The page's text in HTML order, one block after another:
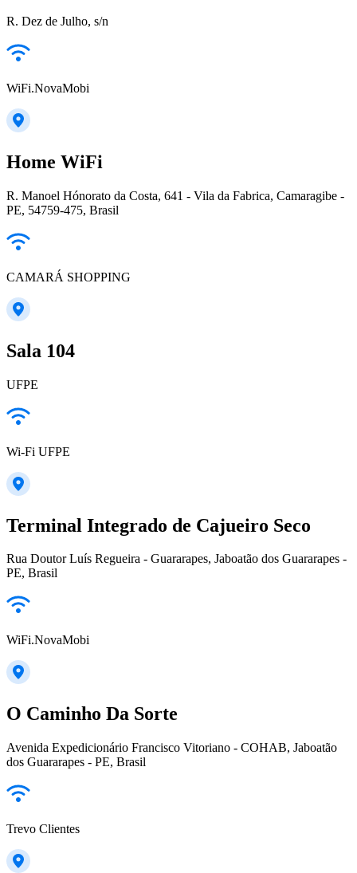
R. Dez de Julho, s/n
WiFi.NovaMobi
Home WiFi
R. Manoel Hónorato da Costa, 641 - Vila da Fabrica, Camaragibe -
PE, 54759-475, Brasil
CAMARÁ SHOPPING
Sala 104
UFPE
Wi-Fi UFPE
Terminal Integrado de Cajueiro Seco
Rua Doutor Luís Regueira - Guararapes, Jaboatão dos Guararapes -
PE, Brasil
WiFi.NovaMobi
O Caminho Da Sorte
Avenida Expedicionário Francisco Vitoriano - COHAB, Jaboatão
dos Guararapes - PE, Brasil
Trevo Clientes